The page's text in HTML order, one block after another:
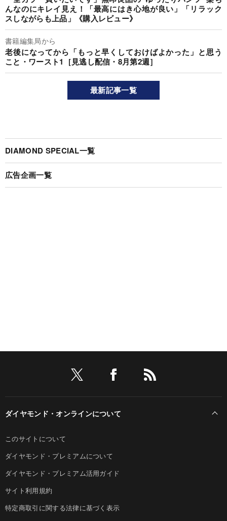
んなのにキレイ見え！「最高にはき心地が良い」「リラック
スしながらも上品」《購入レビュー》
書籍編集局から
老後になってから「もっと早くしておけばよかった」と思う
こと・ワースト1［見逃し配信・8月第2週］
最新記事一覧
DIAMOND SPECIAL一覧
広告企画一覧
ダイヤモンド・オンラインについて
このサイトについて
ダイヤモンド・プレミアムについて
ダイヤモンド・プレミアム活用ガイド
サイト利用規約
特定商取引に関する法律に基づく表示